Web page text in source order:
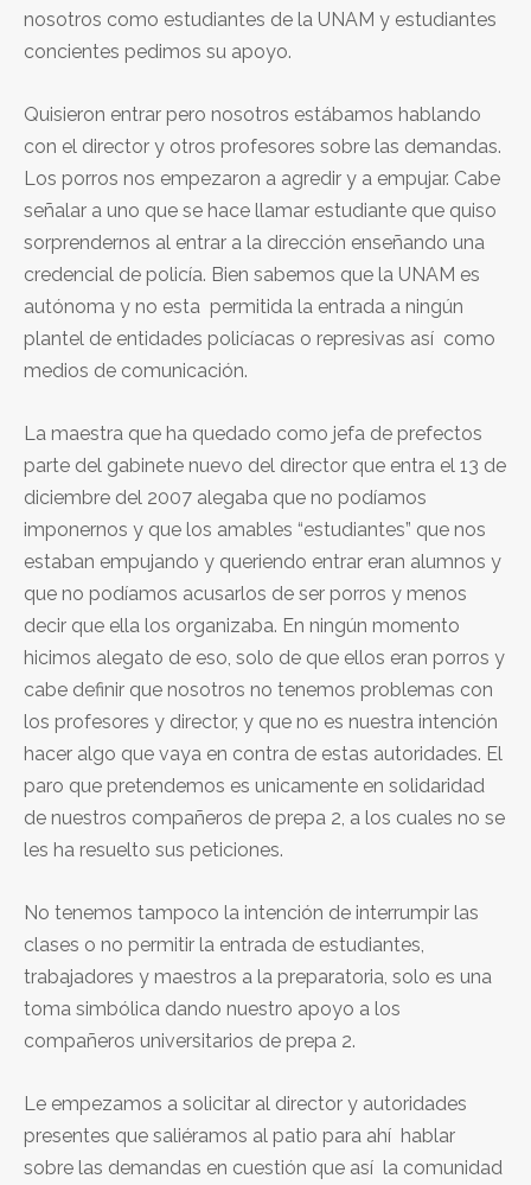
nosotros como estudiantes de la UNAM y estudiantes
concientes pedimos su apoyo.
Quisieron entrar pero nosotros estábamos hablando
con el director y otros profesores sobre las demandas.
Los porros nos empezaron a agredir y a empujar. Cabe
señalar a uno que se hace llamar estudiante que quiso
sorprendernos al entrar a la dirección enseñando una
credencial de policía. Bien sabemos que la UNAM es
autónoma y no esta permitida la entrada a ningún
plantel de entidades policíacas o represivas así como
medios de comunicación.
La maestra que ha quedado como jefa de prefectos
parte del gabinete nuevo del director que entra el 13 de
diciembre del 2007 alegaba que no podíamos
imponernos y que los amables “estudiantes” que nos
estaban empujando y queriendo entrar eran alumnos y
que no podíamos acusarlos de ser porros y menos
decir que ella los organizaba. En ningún momento
hicimos alegato de eso, solo de que ellos eran porros y
cabe definir que nosotros no tenemos problemas con
los profesores y director, y que no es nuestra intención
hacer algo que vaya en contra de estas autoridades. El
paro que pretendemos es unicamente en solidaridad
de nuestros compañeros de prepa 2, a los cuales no se
les ha resuelto sus peticiones.
No tenemos tampoco la intención de interrumpir las
clases o no permitir la entrada de estudiantes,
trabajadores y maestros a la preparatoria, solo es una
toma simbólica dando nuestro apoyo a los
compañeros universitarios de prepa 2.
Le empezamos a solicitar al director y autoridades
presentes que saliéramos al patio para ahí hablar
sobre las demandas en cuestión que así la comunidad